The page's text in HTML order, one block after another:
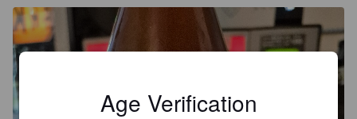
Age Verification